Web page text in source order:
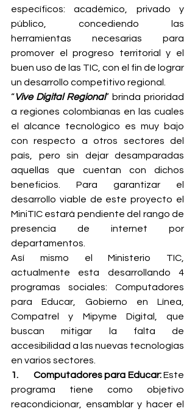
específicos: académico, privado y
público, concediendo las
herramientas necesarias para
promover el progreso territorial y el
buen uso de las TIC, con el fin de lograr
un desarrollo competitivo regional.
“Vive Digital Regional” brinda prioridad
a regiones colombianas en las cuales
el alcance tecnológico es muy bajo
con respecto a otros sectores del
país, pero sin dejar desamparadas
aquellas que cuentan con dichos
beneficios. Para garantizar el
desarrollo viable de este proyecto el
MiniTIC estará pendiente del rango de
presencia de internet por
departamentos.
Así mismo el Ministerio TIC,
actualmente esta desarrollando 4
programas sociales: Computadores
para Educar, Gobierno en Línea,
Compatrel y Mipyme Digital, que
buscan mitigar la falta de
accesibilidad a las nuevas tecnologías
en varios sectores.
1.       Computadores para Educar: Este
programa tiene como objetivo
reacondicionar, ensamblar y hacer el